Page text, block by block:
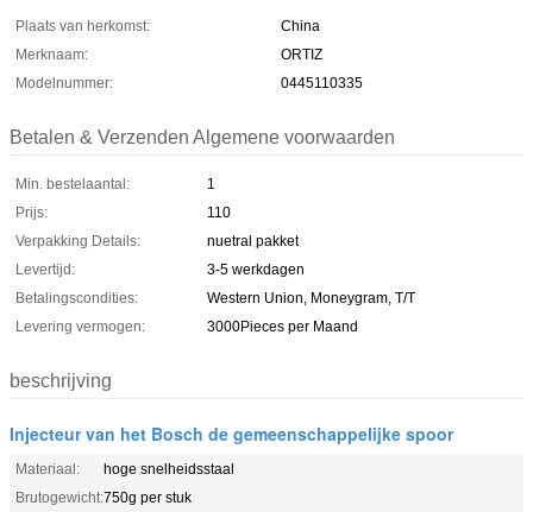
Plaats van herkomst:
China
Merknaam:
ORTIZ
Modelnummer:
0445110335
Betalen & Verzenden Algemene voorwaarden
Min. bestelaantal:
1
Prijs:
110
Verpakking Details:
nuetral pakket
Levertijd:
3-5 werkdagen
Betalingscondities:
Western Union, Moneygram, T/T
Levering vermogen:
3000Pieces per Maand
beschrijving
Injecteur van het Bosch de gemeenschappelijke spoor
Materiaal:
hoge snelheidsstaal
Brutogewicht:750g per stuk